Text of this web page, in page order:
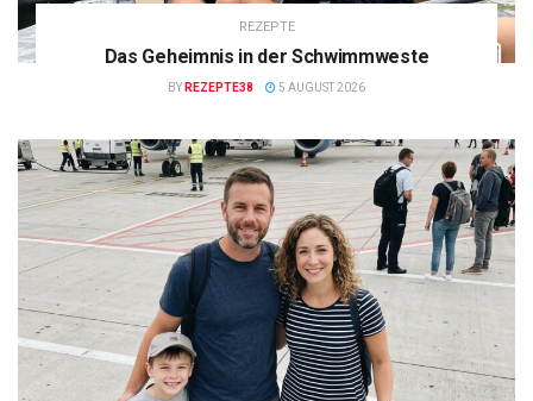
REZEPTE
Das Geheimnis in der Schwimmweste
BY REZEPTE38 5 AUGUST 2026